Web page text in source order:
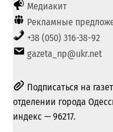
Медиакит
Рекламные
+38 (050) 316-38-92
gazeta_np@ukr.net
Подписаться на
отделении города
индекс — 96217.